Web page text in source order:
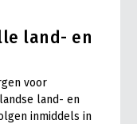
land- en
voor
land- en
inmiddels in